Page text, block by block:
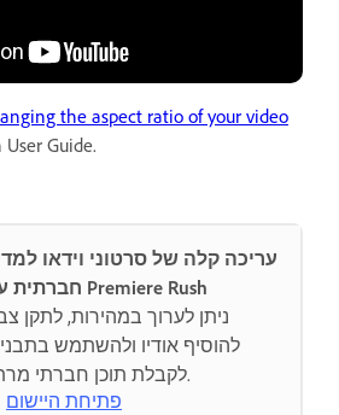
the aspect ratio of your video
Guide.
עריכה קלה של סרטוני וידאו
חברתית עם Premiere Rush
ניתן לערוך במהירות, לתקן
להוסיף אודיו ולהשתמש
לקבלת תוכן חברתי מרתק.
פתיחת היישום